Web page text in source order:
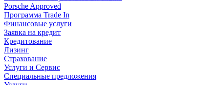
Porsche Approved
Программа Trade In
Финансовые услуги
Заявка на кредит
Кредитование
Лизинг
Страхование
Услуги и Сервис
Специальные предложения